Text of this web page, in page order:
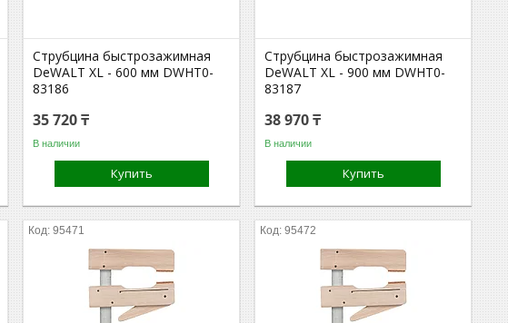
Струбцина быстрозажимная
DeWALT XL - 600 мм DWHT0-
83186
35 720 ₸
В наличии
Купить
Струбцина быстрозажимная
DeWALT XL - 900 мм DWHT0-
83187
38 970 ₸
В наличии
Купить
95471 95472